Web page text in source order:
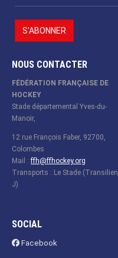
NOUS CONTACTER
FÉDÉRATION FRANÇAISE DE
HOCKEY
Stade départemental Yves-du-
Manoir,
12 rue François Faber, 92700,
Colombes
Mail :ffh@ffhockey.org
Transports : Le Stade (Transilien
J)
SOCIAL
Facebook